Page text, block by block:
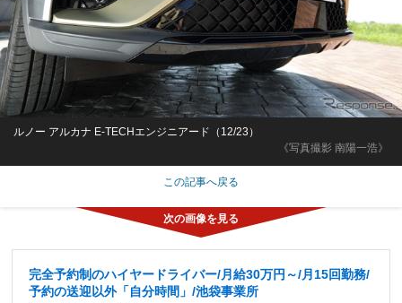
《写真撮影 南陽一浩》
ルノー アルカナ E-TECHエンジニアード（12/23）
この記事へ戻る
完全予約制のハイヤードライバー/月給30万円～/月15回勤務/
予約の送迎以外「自分時間」/池袋事業所